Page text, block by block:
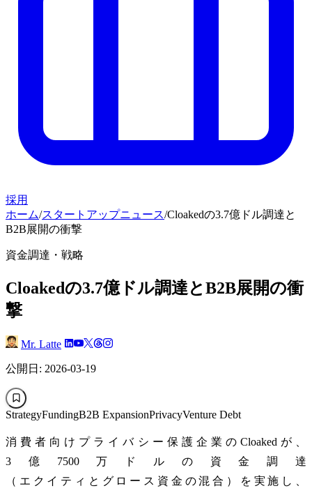
採用
ホーム/スタートアップニュース/Cloakedの3.7億ドル調達と
B2B展開の衝撃
資金調達・戦略
Cloakedの3.7億ドル調達とB2B展開の衝
撃
Mr. Latte
公開日: 2026-03-19
StrategyFundingB2B ExpansionPrivacyVenture Debt
消費者向けプライバシー保護企業のCloakedが、
3億7500万ドルの資金調達
（エクイティとグロース資金の混合）を実施し、